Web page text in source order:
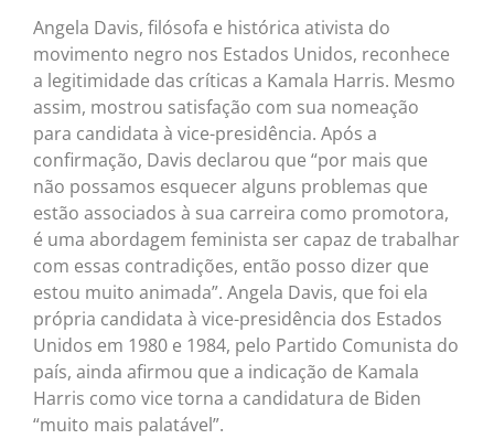
Angela Davis, filósofa e histórica ativista do
movimento negro nos Estados Unidos, reconhece
a legitimidade das críticas a Kamala Harris. Mesmo
assim, mostrou satisfação com sua nomeação
para candidata à vice-presidência. Após a
confirmação, Davis declarou que “por mais que
não possamos esquecer alguns problemas que
estão associados à sua carreira como promotora,
é uma abordagem feminista ser capaz de trabalhar
com essas contradições, então posso dizer que
estou muito animada”. Angela Davis, que foi ela
própria candidata à vice-presidência dos Estados
Unidos em 1980 e 1984, pelo Partido Comunista do
país, ainda afirmou que a indicação de Kamala
Harris como vice torna a candidatura de Biden
“muito mais palatável”.